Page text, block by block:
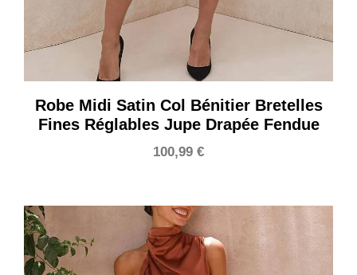
Robe Midi Satin Col Bénitier Bretelles
Fines Réglables Jupe Drapée Fendue
100,99 €